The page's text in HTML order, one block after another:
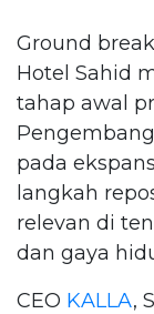
Ground
Hotel Sahid
tahap awal
pada
langkah
relevan di
dan gaya
CEO KALLA,